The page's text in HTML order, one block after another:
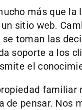
más que la
sitio web.
toman las
soporte a los
el
familiar
de pensar. Nos